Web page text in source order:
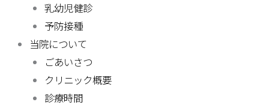
乳幼児健診
予防接種
当院について
ごあいさつ
クリニック概要
診療時間